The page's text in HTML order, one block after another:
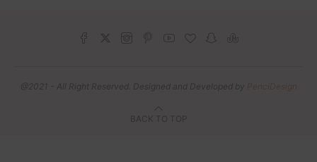
@2021 - All Right Reserved. Designed and Developed by
BACK TO TOP